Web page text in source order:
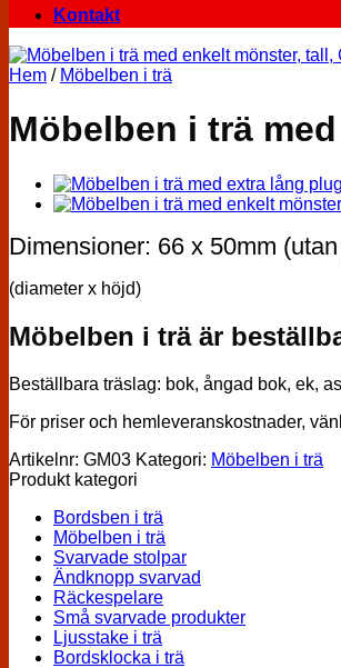
Kontakt
Hem / Möbelben i trä
Möbelben i trä
Dimensioner: 66 x 50mm
(diameter x höjd)
Möbelben i trä är
Beställbara träslag: bok, ångad bok, ek,
För priser och hemleveranskostnader,
Artikelnr: GM03 Kategori: Möbelben i trä
Produkt kategori
Bordsben i trä
Möbelben i trä
Svarvade stolpar
Ändknopp svarvad
Räckespelare
Små svarvade produkter
Ljusstake i trä
Bordsklocka i trä